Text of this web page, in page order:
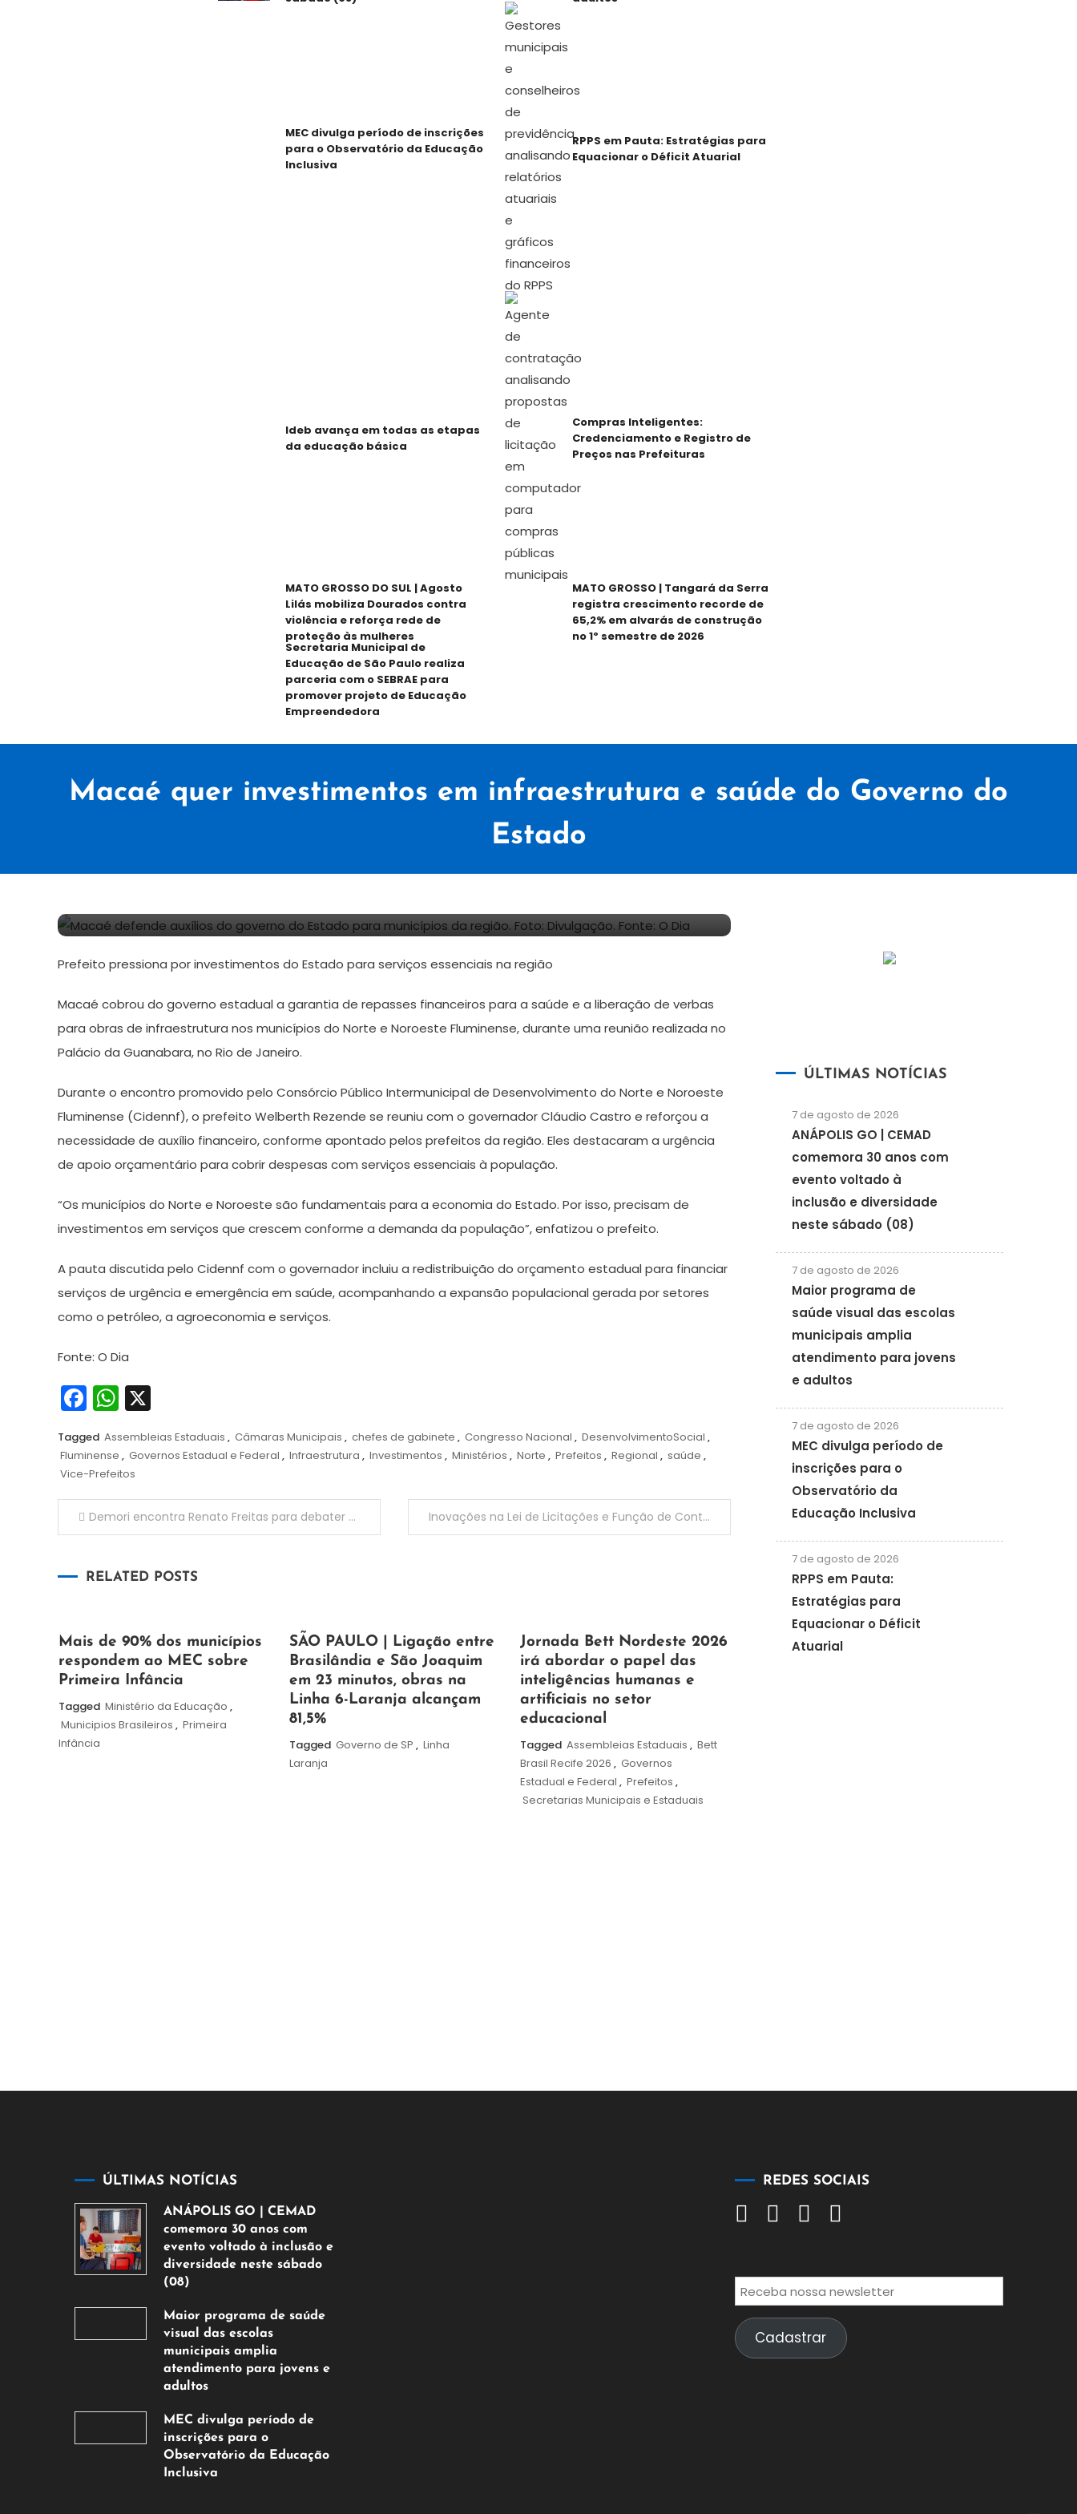
MEC divulga período de inscrições
para o Observatório da Educação
Inclusiva
RPPS em Pauta: Estratégias para
Equacionar o Déficit Atuarial
Ideb avança em todas as etapas
da educação básica
Compras Inteligentes:
Credenciamento e Registro de
Preços nas Prefeituras
MATO GROSSO DO SUL | Agosto
Lilás mobiliza Dourados contra
violência e reforça rede de
proteção às mulheres
MATO GROSSO | Tangará da Serra
registra crescimento recorde de
65,2% em alvarás de construção
no 1º semestre de 2026
Secretaria Municipal de
Educação de São Paulo realiza
parceria com o SEBRAE para
promover projeto de Educação
Empreendedora
Macaé quer investimentos em infraestrutura e saúde do Governo do
Estado
19
junho
2024
Redação
Prefeito pressiona por investimentos do Estado para serviços essenciais na região
Macaé cobrou do governo estadual a garantia de repasses financeiros para a saúde e a liberação de verbas
para obras de infraestrutura nos municípios do Norte e Noroeste Fluminense, durante uma reunião realizada no
Palácio da Guanabara, no Rio de Janeiro.
Durante o encontro promovido pelo Consórcio Público Intermunicipal de Desenvolvimento do Norte e Noroeste
Fluminense (Cidennf), o prefeito Welberth Rezende se reuniu com o governador Cláudio Castro e reforçou a
necessidade de auxílio financeiro, conforme apontado pelos prefeitos da região. Eles destacaram a urgência
de apoio orçamentário para cobrir despesas com serviços essenciais à população.
“Os municípios do Norte e Noroeste são fundamentais para a economia do Estado. Por isso, precisam de
investimentos em serviços que crescem conforme a demanda da população”, enfatizou o prefeito.
A pauta discutida pelo Cidennf com o governador incluiu a redistribuição do orçamento estadual para financiar
serviços de urgência e emergência em saúde, acompanhando a expansão populacional gerada por setores
como o petróleo, a agroeconomia e serviços.
Fonte: O Dia
Facebook
WhatsApp
Tagged Assembleias Estaduais , Câmaras Municipais , chefes de gabinete , Congresso Nacional , DesenvolvimentoSocial ,
Fluminense , Governos Estadual e Federal , Infraestrutura , Investimentos , Ministérios , Norte , Prefeitos , Regional , saúde ,
Vice-Prefeitos
Navegação
Post
Demori encontra Renato Freitas para debater sobre racismo e política Inovações na Lei de Licitações e Função de Controle; palestra de Jacoby Fernandes no TCE-PI
RELATED POSTS
25
de
maio
de
2026
Maurilio
Mais de 90% dos municípios
respondem ao MEC sobre
Primeira Infância
Tagged Ministério da Educação ,
Municipios Brasileiros , Primeira
Infância
19
de
maio
de
2026
Maurilio
SÃO PAULO | Ligação entre
Brasilândia e São Joaquim
em 23 minutos, obras na
Linha 6-Laranja alcançam
81,5%
Tagged Governo de SP , Linha
Laranja
19
de
maio
de
2026
Maurilio
Jornada Bett Nordeste 2026
irá abordar o papel das
inteligências humanas e
artificiais no setor
educacional
Tagged Assembleias Estaduais , Bett
Brasil Recife 2026 , Governos
Estadual e Federal , Prefeitos ,
Secretarias Municipais e Estaduais
ÚLTIMAS NOTÍCIAS
7 de agosto de 2026
ANÁPOLIS GO | CEMAD
comemora 30 anos com
evento voltado à
inclusão e diversidade
neste sábado (08)
7 de agosto de 2026
Maior programa de
saúde visual das escolas
municipais amplia
atendimento para jovens
e adultos
7 de agosto de 2026
MEC divulga período de
inscrições para o
Observatório da
Educação Inclusiva
7 de agosto de 2026
RPPS em Pauta:
Estratégias para
Equacionar o Déficit
Atuarial
ÚLTIMAS NOTÍCIAS
ANÁPOLIS GO | CEMAD
comemora 30 anos com
evento voltado à inclusão e
diversidade neste sábado
(08)
de
agosto
de
2026
Maior programa de saúde
visual das escolas
municipais amplia
atendimento para jovens e
adultos
de
agosto
de
MEC divulga período de
inscrições para o
Observatório da Educação
Inclusiva
REDES SOCIAIS
Cadastrar